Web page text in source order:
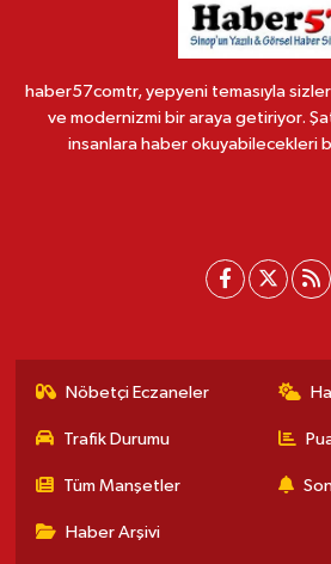
haber57comtr, yepyeni temasıyla
ve modernizmi bir araya getiriyor.
insanlara haber okuyabilecekleri
Nöbetçi Eczaneler
Trafik Durumu
Tüm Manşetler
Haber Arşivi